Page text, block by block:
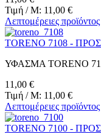
Τιμή / M: 11,00 €
Λεπτομέρειες προϊόντος
TORENO 7108 -
ΥΦΑΣΜΑ TORENO
11,00 €
Τιμή / M: 11,00 €
Λεπτομέρειες προϊόντος
TORENO 7100 -